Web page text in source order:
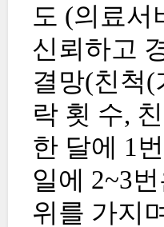
도 (의료
신뢰하고
결망(친척(
락 횟 수,
한 달에 1
일에 2~3
위를 가지